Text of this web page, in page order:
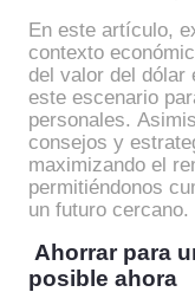
En este artículo,
contexto
del valor del dólar
este escenario
personales.
consejos y
maximizando el
permitiéndonos
un futuro cercano.
Ahorrar para
posible ahora